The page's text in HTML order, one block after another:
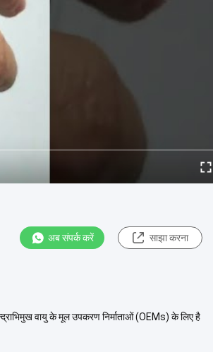
अब संपर्क करें साझा करना
वायु के मूल उपकरण निर्माताओं (OEMs) के लिए है